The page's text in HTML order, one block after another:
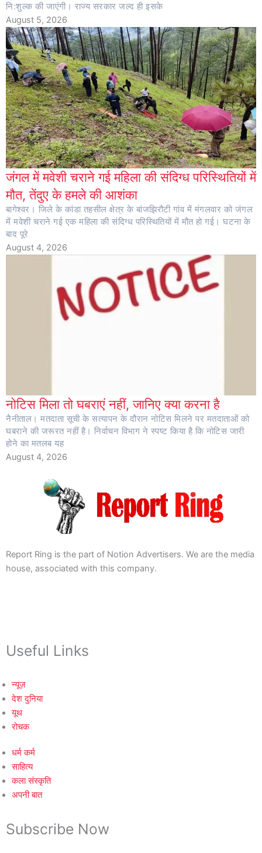
नि:शुल्क की जाएंगी। राज्य सरकार जल्द ही इसके
August 5, 2026
जंगल में मवेशी चराने गई महिला की संदिग्ध परिस्थितियों में
मौत, तेंदुए के हमले की आशंका
बागेश्वर। जिले के कांडा तहसील क्षेत्र के बांजझिरौटी गांव में मंगलवार को जंगल
में मवेशी चराने गई एक महिला की संदिग्ध परिस्थितियों में मौत हो गई। घटना के
बाद पूरे
August 4, 2026
नोटिस मिला तो घबराएं नहीं, जानिए क्या करना है
नैनीताल। मतदाता सूची के सत्यापन के दौरान नोटिस मिलने पर मतदाताओं को
घबराने की जरूरत नहीं है। निर्वाचन विभाग ने स्पष्ट किया है कि नोटिस जारी
होने का मतलब यह
August 4, 2026
Report Ring is the part of Notion Advertisers. We are the media
house, associated with this company.
Useful Links
न्यूज़
देश दुनिया
यूथ
रोचक
धर्म कर्म
साहित्य
कला संस्कृति
अपनी बात
Subscribe Now